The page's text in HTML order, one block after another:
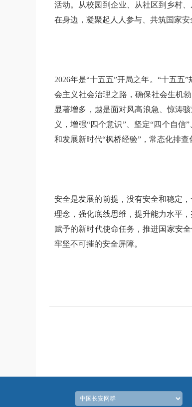
活动。从校园到企业、从社区到乡村
在身边，凝聚起人人参与、共筑国家安
2026年是“十五五”开局之年。“十五
会主义社会治理之路，确保社会生机
显著增多，越是面对风高浪急、惊涛
义，增强“四个意识”、坚定“四个自
和发展新时代“枫桥经验”，常态化排
安全是发展的前提，没有安全和稳定
理念，强化底线思维，提升能力水平
赋予的新时代使命任务，推进国家安
牢坚不可摧的安全屏障。